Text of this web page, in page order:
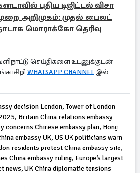
புதிய டிஜிட்டல் விசா
அறிமுகம்: முதல் பைலட்
மொராக்கோ தெரிவு
செய்திகளை உடனுக்குடன்
WHATSAPP CHANNEL இல்
decision London, Tower of London
Britain China relations embassy
concerns Chinese embassy plan, Hong
embassy UK, US UK politicians warn
residents protest China embassy site,
China embassy ruling, Europe’s largest
news, UK China diplomatic tensions